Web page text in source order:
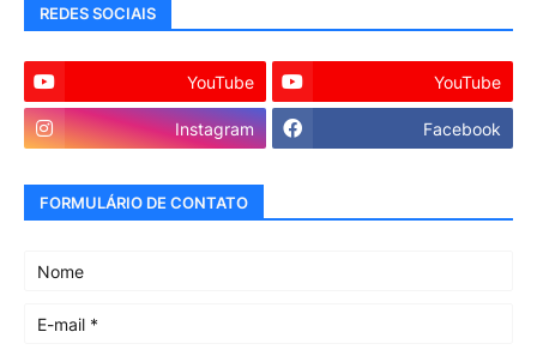
REDES SOCIAIS
YouTube YouTube
Instagram Facebook
FORMULÁRIO DE CONTATO